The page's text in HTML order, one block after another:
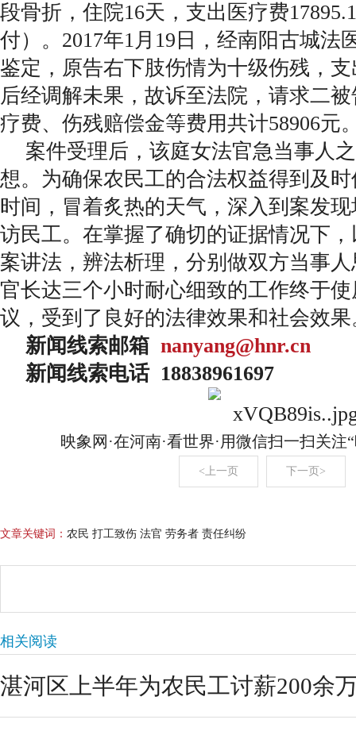
段骨折，住院16天，支出医疗费
付）。2017年1月19日，经南阳古城法
鉴定，原告右下肢伤情为十级伤残，
后经调解未果，故诉至法院，请求二
疗费、伤残赔偿金等费用共计58906元
案件受理后，该庭女法官急当事人
想。为确保农民工的合法权益得到及
时间，冒着炙热的天气，深入到案发
访民工。在掌握了确切的证据情况下
案讲法，辨法析理，分别做双方当事
官长达三个小时耐心细致的工作终于
议，受到了良好的法律效果和社会效果
新闻线索邮箱 nanyang@hnr.cn
新闻线索电话 18838961697
映象网·在河南·看世界·用微信扫一扫关注
<上一页 下一页>
文章关键词： 农民 打工致伤 法官 劳务者 责任纠纷
相关阅读
湛河区上半年为农民工讨薪200余